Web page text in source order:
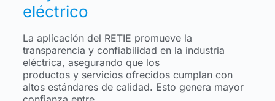
eléctrico
La aplicación del RETIE promueve la
transparencia y confiabilidad en la industria
eléctrica, asegurando que los
productos y servicios ofrecidos cumplan con
altos estándares de calidad. Esto genera mayor